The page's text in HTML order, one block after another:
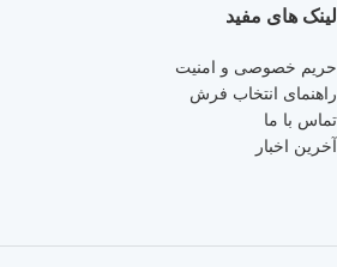
لینک های مفید
حریم خصوصی و امنیت
راهنمای انتخاب فرش
تماس با ما
آخرین اخبار